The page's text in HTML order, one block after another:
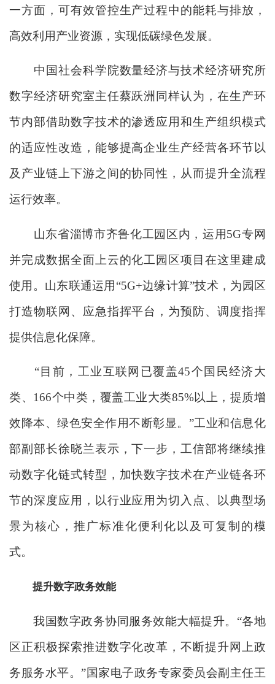
一方面，可有效管控生产过程中的能耗与排放，
高效利用产业资源，实现低碳绿色发展。
中国社会科学院数量经济与技术经济研究所
数字经济研究室主任蔡跃洲同样认为，在生产环
节内部借助数字技术的渗透应用和生产组织模式
的适应性改造，能够提高企业生产经营各环节以
及产业链上下游之间的协同性，从而提升全流程
运行效率。
山东省淄博市齐鲁化工园区内，运用5G专网
并完成数据全面上云的化工园区项目在这里建成
使用。山东联通运用“5G+边缘计算”技术，为园区
打造物联网、应急指挥平台，为预防、调度指挥
提供信息化保障。
“目前，工业互联网已覆盖45个国民经济大
类、166个中类，覆盖工业大类85%以上，提质增
效降本、绿色安全作用不断彰显。”工业和信息化
部副部长徐晓兰表示，下一步，工信部将继续推
动数字化链式转型，加快数字技术在产业链各环
节的深度应用，以行业应用为切入点、以典型场
景为核心，推广标准化便利化以及可复制的模
式。
提升数字政务效能
我国数字政务协同服务效能大幅提升。“各地
区正积极探索推进数字化改革，不断提升网上政
务服务水平。”国家电子政务专家委员会副主任王